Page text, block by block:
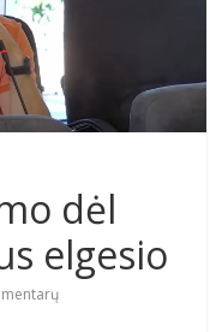
dėl
elgesio